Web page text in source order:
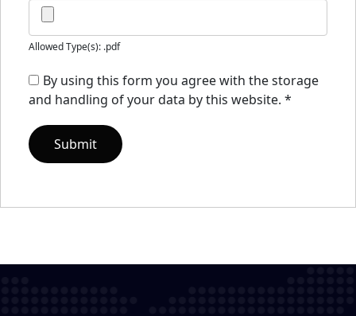
Allowed Type(s): .pdf
By using this form you agree with the storage
and handling of your data by this website. *